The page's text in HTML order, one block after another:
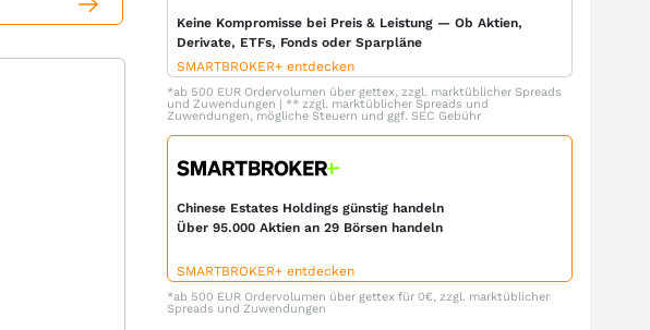
Keine Kompromisse bei Preis & Leistung — Ob Aktien,
Derivate, ETFs, Fonds oder Sparpläne
SMARTBROKER+ entdecken
*ab 500 EUR Ordervolumen über gettex, zzgl. marktüblicher Spreads
und Zuwendungen | ** zzgl. marktüblicher Spreads und
Zuwendungen, mögliche Steuern und ggf. SEC Gebühr
Chinese Estates Holdings günstig handeln
Über 95.000 Aktien an 29 Börsen handeln
SMARTBROKER+ entdecken
*ab 500 EUR Ordervolumen über gettex für 0€, zzgl. marktüblicher
Spreads und Zuwendungen